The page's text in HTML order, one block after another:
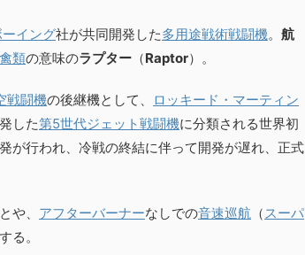
ーイング社が共同開発した多用途戦術戦闘機。 航
類の意味のラプター （Raptor）。
戦闘機の後継機として、
ロッキード・マーティン
した第5世代ジェット戦闘機に分類される世界初
が行われ、冷戦の終結に伴って開発が遅れ、正式
や、 アフターバーナーなしでの音速巡航 （ スーパ
る。